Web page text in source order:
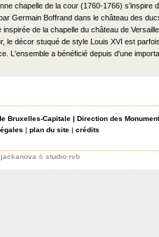
chapelle de la cour (1760-1766) s’inspire
Germain Boffrand dans le château des
inspirée de la chapelle du château de
le décor stuqué de style Louis XVI est
L'ensemble a bénéficié depuis d'une
Bruxelles-Capitale | Direction des
| plan du site | crédits
jackanova & studio rvb